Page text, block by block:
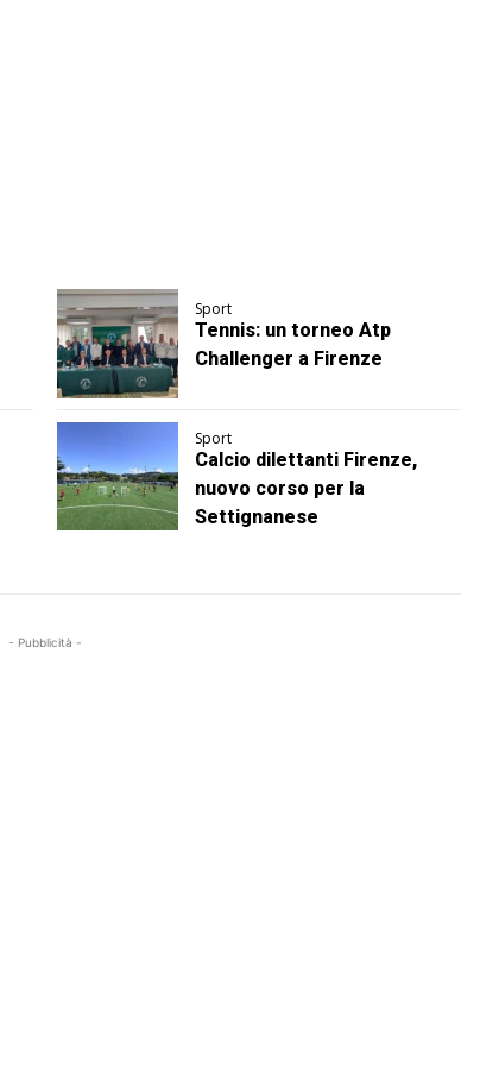
Sport
Tennis: un torneo Atp
Challenger a Firenze
Sport
Calcio dilettanti Firenze,
nuovo corso per la
Settignanese
- Pubblicità -